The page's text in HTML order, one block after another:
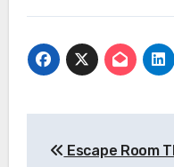
Escape Room